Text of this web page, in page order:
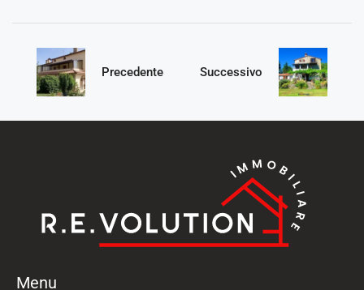
Precedente Successivo
Menu